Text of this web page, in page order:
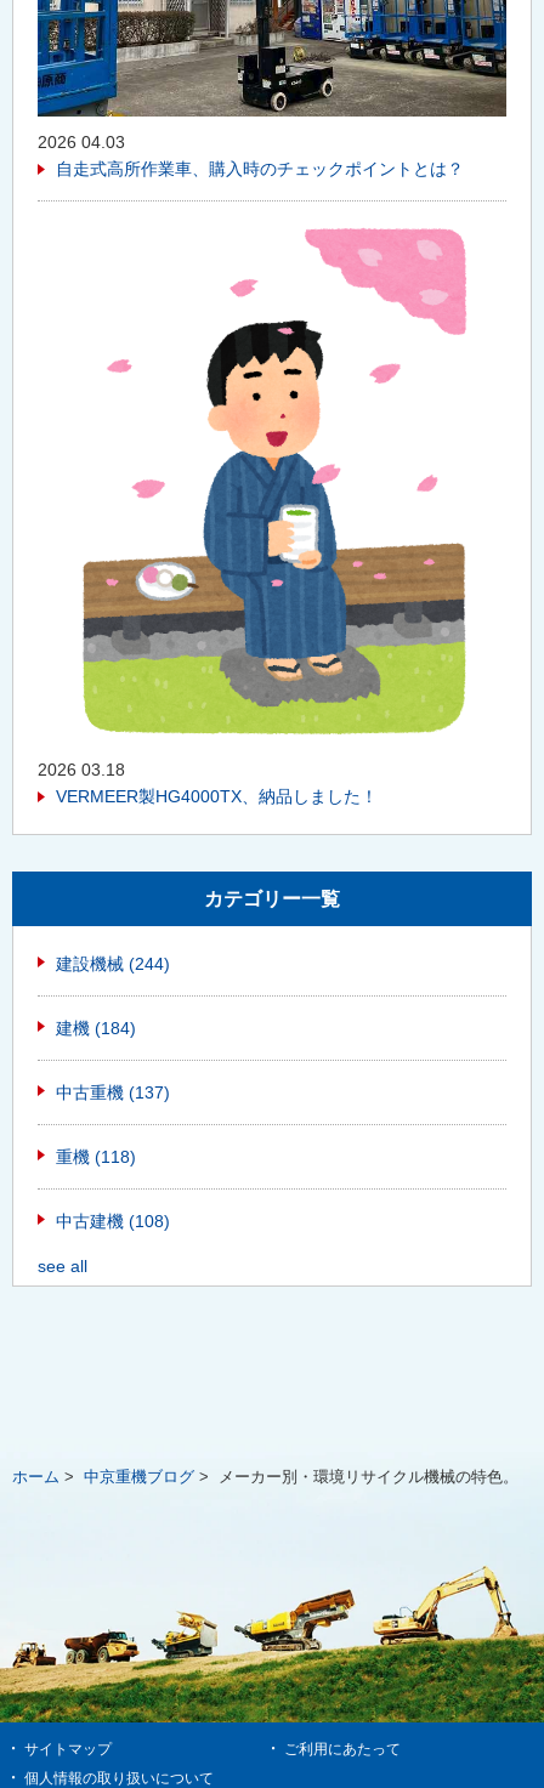
2026 04.03
自走式高所作業車、購入時のチェックポイントとは？
2026 03.18
VERMEER製HG4000TX、納品しました！
カテゴリー一覧
建設機械 (244)
建機 (184)
中古重機 (137)
重機 (118)
中古建機 (108)
see all
ホーム > 中京重機ブログ > メーカー別・環境リサイクル機械の特色。
サイトマップ
ご利用にあたって
個人情報の取り扱いについて